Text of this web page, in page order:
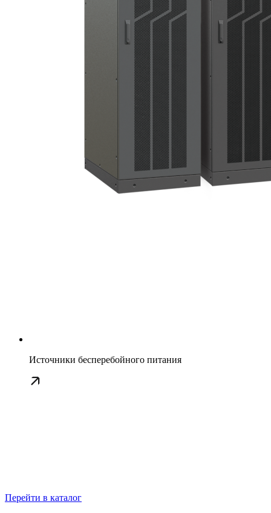
Источники бесперебойного питания
Перейти в каталог